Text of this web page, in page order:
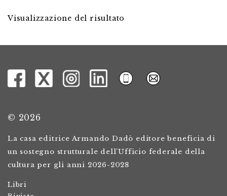
Visualizzazione del risultato
© 2026
La casa editrice Armando Dadò editore beneficia di
un sostegno strutturale dell’Ufficio federale della
cultura per gli anni 2026-2028
Libri